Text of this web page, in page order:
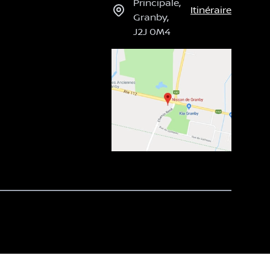
Principale,
Granby,
J2J 0M4
Itinéraire